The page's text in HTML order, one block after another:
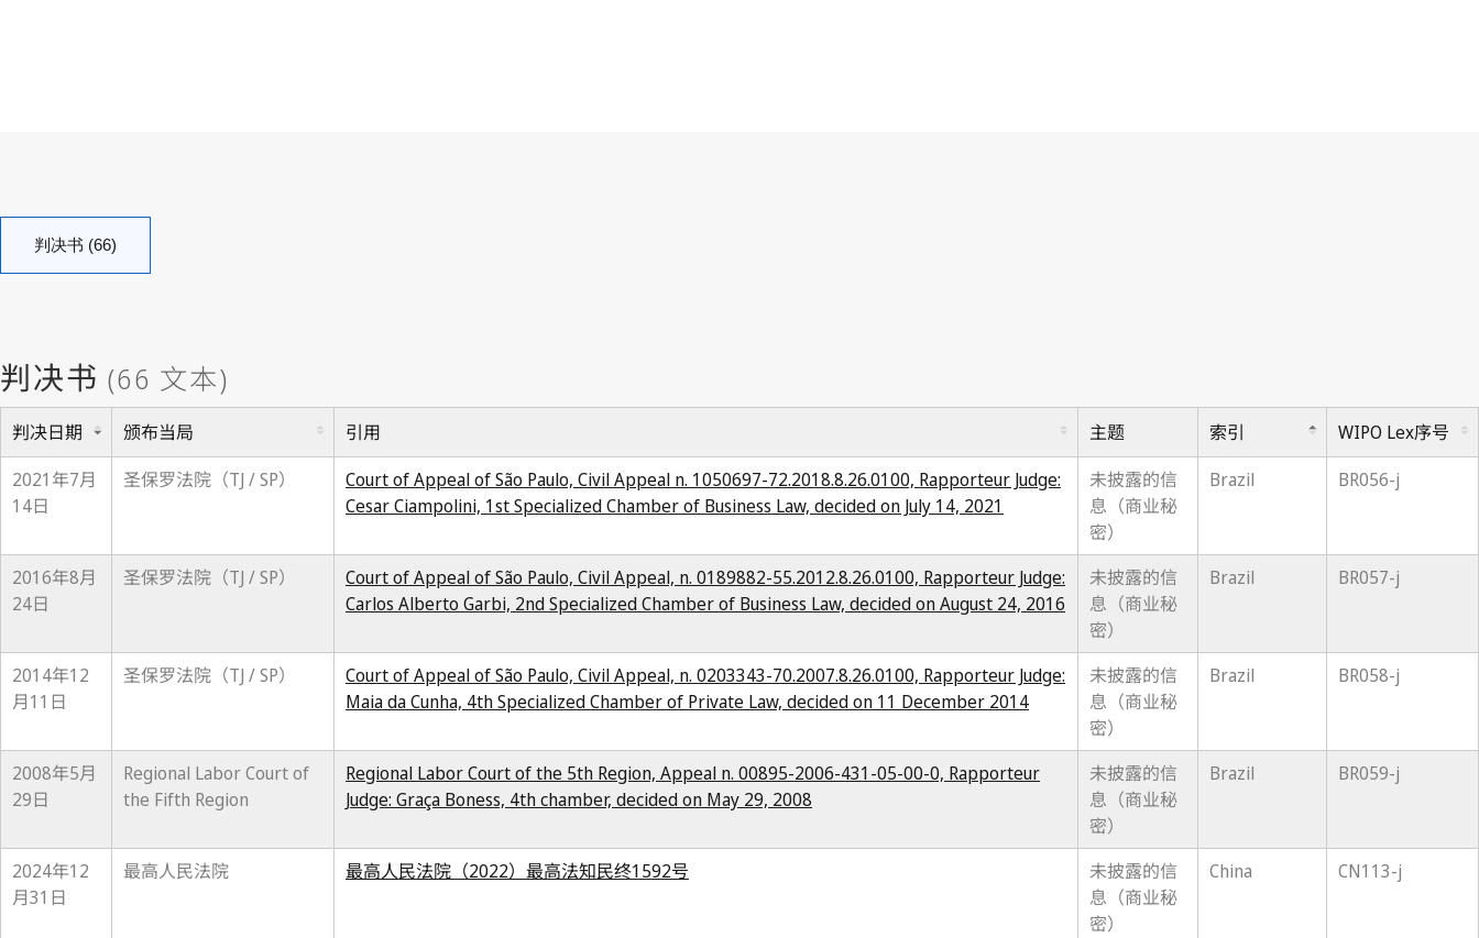
判决书 (66)
判决日期 颁布当局 引用 主题 索引
WIPO Lex序号
2021年7月
14日
圣保罗法院（TJ / SP）
Court of Appeal of São Paulo, Civil Appeal n. 1050697-72.2018.8.26.0100, Rapporteur Judge:
Cesar Ciampolini, 1st Specialized Chamber of Business Law, decided on July 14, 2021
未披露的信
息（商业秘
密）
Brazil BR056-j
2016年8月
24日
圣保罗法院（TJ / SP）
Court of Appeal of São Paulo, Civil Appeal, n. 0189882-55.2012.8.26.0100, Rapporteur Judge:
Carlos Alberto Garbi, 2nd Specialized Chamber of Business Law, decided on August 24, 2016
未披露的信
息（商业秘
密）
Brazil BR057-j
2014年12
月11日
圣保罗法院（TJ / SP）
Court of Appeal of São Paulo, Civil Appeal, n. 0203343-70.2007.8.26.0100, Rapporteur Judge:
Maia da Cunha, 4th Specialized Chamber of Private Law, decided on 11 December 2014
未披露的信
息（商业秘
密）
Brazil BR058-j
2008年5月
29日
Regional Labor Court of
the Fifth Region
Regional Labor Court of the 5th Region, Appeal n. 00895-2006-431-05-00-0, Rapporteur
Judge: Graça Boness, 4th chamber, decided on May 29, 2008
未披露的信
息（商业秘
密）
Brazil BR059-j
2024年12
月31日
最高人民法院 最高人民法院（2022）最高法知民终1592号
未披露的信
息（商业秘
密）
China CN113-j